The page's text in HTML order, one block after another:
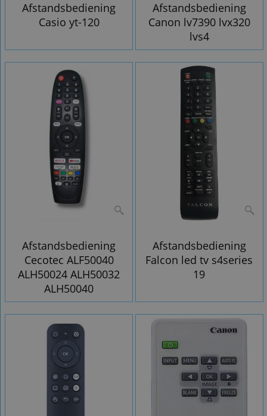
Afstandsbediening
Casio yt-120
Afstandsbediening
Canon lv7390 lvx320
lvs4
Afstandsbediening
Cecotec ALF50040
ALH50024 ALH50032
ALH50040
Afstandsbediening
Falcon led tv s4series
19